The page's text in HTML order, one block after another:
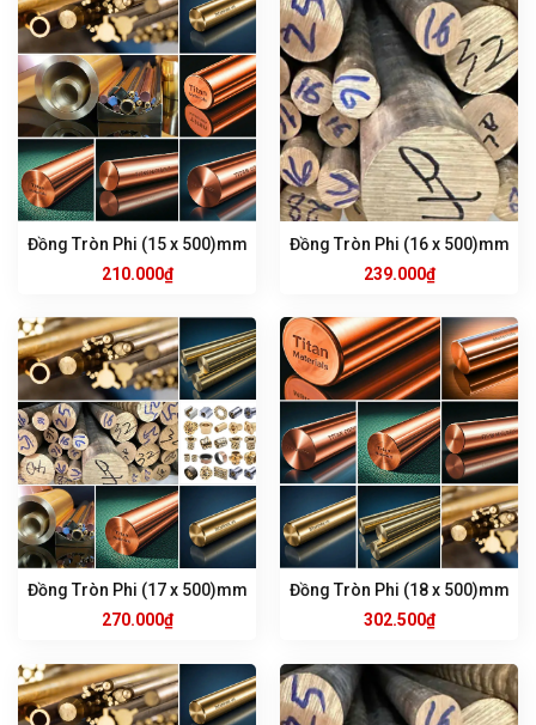
Đồng Tròn Phi (15 x 500)mm
210.000₫
Đồng Tròn Phi (16 x 500)mm
239.000₫
Đồng Tròn Phi (17 x 500)mm
270.000₫
Đồng Tròn Phi (18 x 500)mm
302.500₫